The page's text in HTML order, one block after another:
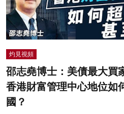
灼見視頻
邵志堯博士：美債最大買
香港財富管理中心地位如
國？